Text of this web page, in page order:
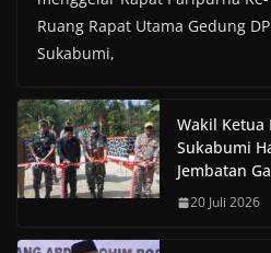
Ruang Rapat Utama Gedung
Sukabumi,
Wakil Ketua
Sukabumi
Jembatan
20 Juli 2026